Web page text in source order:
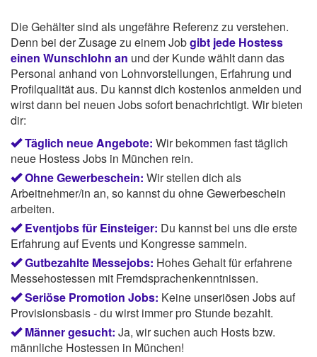
Die Gehälter sind als ungefähre Referenz zu verstehen.
Denn bei der Zusage zu einem Jobgibt jede Hostess
einen Wunschlohn an und der Kunde wählt dann das
Personal anhand von Lohnvorstellungen, Erfahrung und
Profilqualität aus. Du kannst dich kostenlos anmelden und
wirst dann bei neuen Jobs sofort benachrichtigt. Wir bieten
dir:
Täglich neue Angebote: Wir bekommen fast täglich
neue Hostess Jobs in München rein.
Ohne Gewerbeschein: Wir stellen dich als
Arbeitnehmer/in an, so kannst du ohne Gewerbeschein
arbeiten.
Eventjobs für Einsteiger: Du kannst bei uns die erste
Erfahrung auf Events und Kongresse sammeln.
Gutbezahlte Messejobs: Hohes Gehalt für erfahrene
Messehostessen mit Fremdsprachenkenntnissen.
Seriöse Promotion Jobs: Keine unseriösen Jobs auf
Provisionsbasis - du wirst immer pro Stunde bezahlt.
Männer gesucht: Ja, wir suchen auch Hosts bzw.
männliche Hostessen in München!